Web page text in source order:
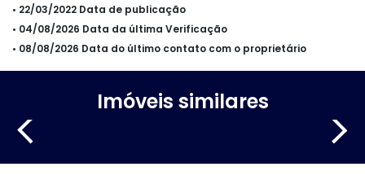
• 22/03/2022 Data de publicação
• 04/08/2026 Data da última Verificação
• 08/08/2026 Data do último contato com o proprietário
Imóveis similares